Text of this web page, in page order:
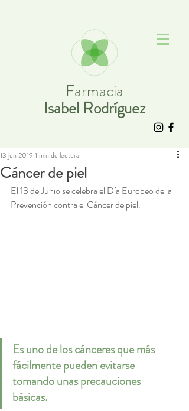
Farmacia
Isabel Rodríguez
Cáncer de piel
13 jun 2019 1 min de lectura
El 13 de Junio se celebra el Día Europeo de la
Prevención contra el Cáncer de piel.
Es uno de los cánceres que más
fácilmente pueden evitarse
tomando unas precauciones
básicas.